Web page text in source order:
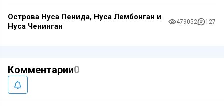
Острова Нуса Пенида, Нуса Лембонган и
Нуса Ченинган
479052 127
Комментарии0